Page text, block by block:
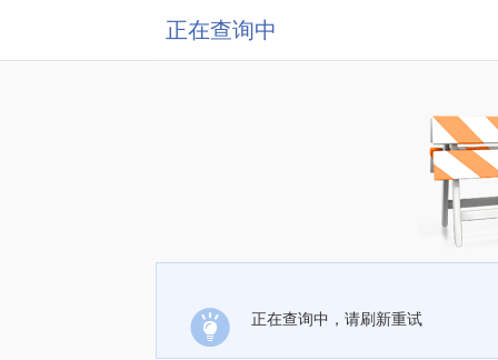
正在查询中
正在查询中，请刷新重试